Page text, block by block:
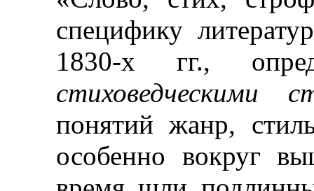
специфику
1830-х гг.,
стиховедческими
понятий жанр,
особенно вокруг